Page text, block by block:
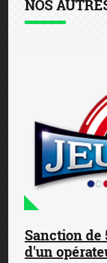
NOS
Sanction de
d'un